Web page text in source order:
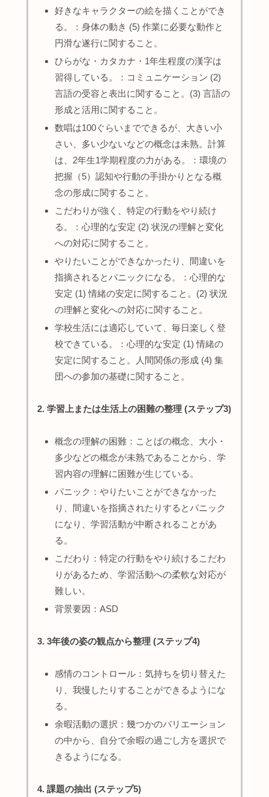
好きなキャラクターの絵を描くことができ
る。：身体の動き (5) 作業に必要な動作と
円滑な遂行に関すること。
ひらがな・カタカナ・1年生程度の漢字は
習得している。：コミュニケーション (2)
言語の受容と表出に関すること。(3) 言語の
形成と活用に関すること。
数唱は100ぐらいまでできるが、大きい小
さい、多い少ないなどの概念は未熟。計算
は、2年生1学期程度の力がある。：環境の
把握（5）認知や行動の手掛かりとなる概
念の形成に関すること。
こだわりが強く、特定の行動をやり続け
る。：心理的な安定 (2) 状況の理解と変化
への対応に関すること。
やりたいことができなかったり、間違いを
指摘されるとパニックになる。：心理的な
安定 (1) 情緒の安定に関すること。(2) 状況
の理解と変化への対応に関すること。
学校生活には適応していて、毎日楽しく登
校できている。：心理的な安定 (1) 情緒の
安定に関すること。人間関係の形成 (4) 集
団への参加の基礎に関すること。
2. 学習上または生活上の困難の整理 (ステップ3)
概念の理解の困難：ことばの概念、大小・
多少などの概念が未熟であることから、学
習内容の理解に困難が生じている。
パニック：やりたいことができなかった
り、間違いを指摘されたりするとパニック
になり、学習活動が中断されることがあ
る。
こだわり：特定の行動をやり続けるこだわ
りがあるため、学習活動への柔軟な対応が
難しい。
背景要因：ASD
3. 3年後の姿の観点から整理 (ステップ4)
感情のコントロール：気持ちを切り替えた
り、我慢したりすることができるようにな
る。
余暇活動の選択：幾つかのバリエーション
の中から、自分で余暇の過ごし方を選択で
きるようになる。
4. 課題の抽出 (ステップ5)